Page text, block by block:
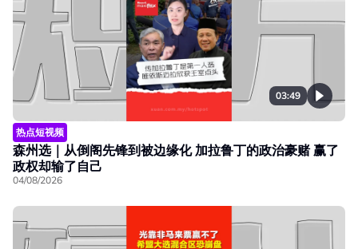
03:49
热点短视频
森州选｜从倒阁先锋到被边缘化 加拉鲁丁的政治豪赌 赢了
政权却输了自己
04/08/2026